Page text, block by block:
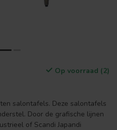
Op voorraad (2)
salontafels. Deze salontafels
Door de grafische lijnen
of Scandi Japandi